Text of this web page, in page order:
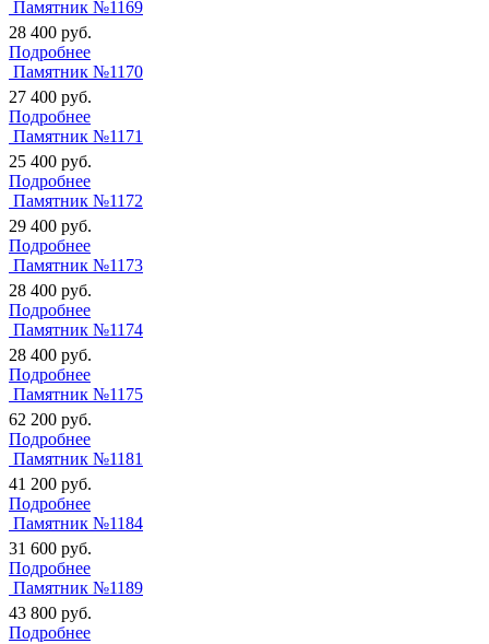
Памятник №1169
28 400 руб.
Подробнее
Памятник №1170
27 400 руб.
Подробнее
Памятник №1171
25 400 руб.
Подробнее
Памятник №1172
29 400 руб.
Подробнее
Памятник №1173
28 400 руб.
Подробнее
Памятник №1174
28 400 руб.
Подробнее
Памятник №1175
62 200 руб.
Подробнее
Памятник №1181
41 200 руб.
Подробнее
Памятник №1184
31 600 руб.
Подробнее
Памятник №1189
43 800 руб.
Подробнее